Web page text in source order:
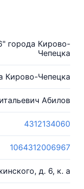
города Кирово-
Чепецка
Чепецка
Абилов
4312134060
1064312006967
д. 6, к. а